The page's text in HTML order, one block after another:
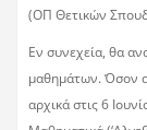
(ΟΠ Θετικών
Εν συνεχεία, θα
μαθημάτων. Όσον
αρχικά στις 6